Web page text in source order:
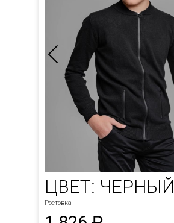
ЦВЕТ: ЧЕРНЫЙ
Ростовка